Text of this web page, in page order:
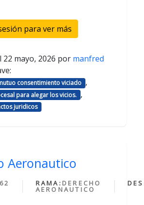
para ver más
22 mayo, 2026 por manfred
consentimiento viciado ,
para alegar los vicios. ,
juridicos
Aeronautico
RAMA: DERECHO
AERONAUTICO